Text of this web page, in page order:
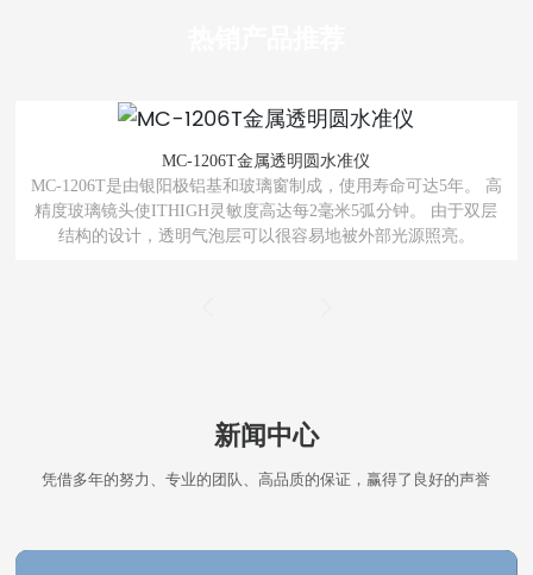
达5年。 高
。 由于双层
源照亮。
MC-221410金属法兰气泡水平
MC-221410由银阳极氧化铝基和玻璃窗制成，使用寿命
高精度玻璃镜头使其灵敏度高达每毫米5弧分。底部有
的金属法兰，更容易固定在平台上。
新闻中心
凭借多年的努力、专业的团队、高品质的保证，赢得了良好的声誉